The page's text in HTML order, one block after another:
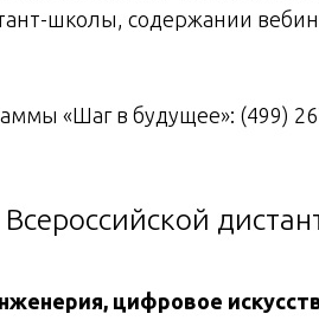
школы, содержании
«Шаг в будущее»: (499)
цифровое